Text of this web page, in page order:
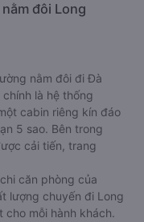
đôi Long
nằm đôi đi Đà
là hệ thống
cabin riêng kín đáo
5 sao. Bên trong
cải tiến, trang
căn phòng của
lượng chuyến đi Long
mỗi hành khách.